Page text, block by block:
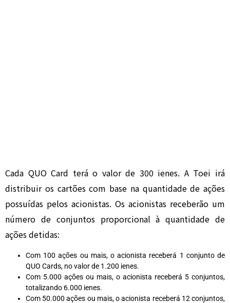
Cada QUO Card terá o valor de 300 ienes. A Toei irá
distribuir os cartões com base na quantidade de ações
possuídas pelos acionistas. Os acionistas receberão um
número de conjuntos proporcional à quantidade de
ações detidas:
Com 100 ações ou mais, o acionista receberá 1 conjunto de
QUO Cards, no valor de 1.200 ienes.
Com 5.000 ações ou mais, o acionista receberá 5 conjuntos,
totalizando 6.000 ienes.
Com 50.000 ações ou mais, o acionista receberá 12 conjuntos,